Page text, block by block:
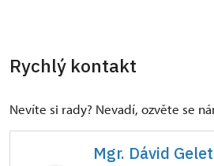
Rychlý kontakt
Nevíte si rady? Nevadí, ozvěte se
Mgr. Dávid